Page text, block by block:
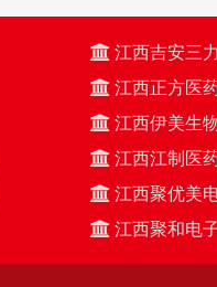
江西吉安三
江西正方医
江西伊美生
江西江制医
江西聚优美
江西聚和电